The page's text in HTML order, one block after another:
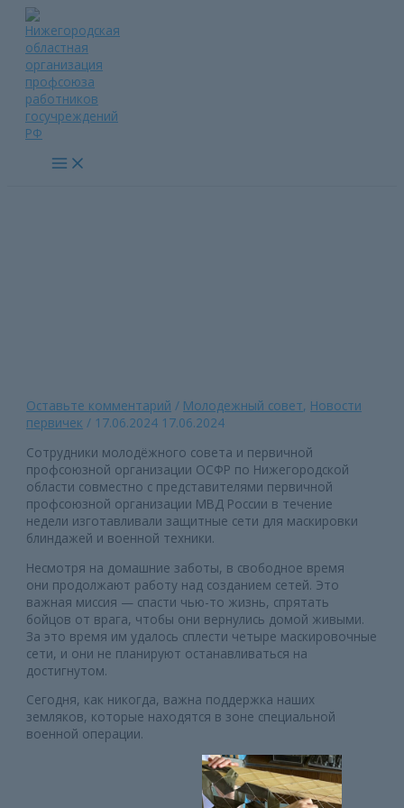
Перейти
содержимому
Main
Menu
Оставьте комментарий / Молодежный совет, Новости
первичек / 17.06.2024 17.06.2024
Сотрудники молодёжного совета и первичной
профсоюзной организации ОСФР по Нижегородской
области совместно с представителями первичной
профсоюзной организации МВД России в течение
недели изготавливали защитные сети для маскировки
блиндажей и военной техники.
Несмотря на домашние заботы, в свободное время
они продолжают работу над созданием сетей. Это
важная миссия — спасти чью-то жизнь, спрятать
бойцов от врага, чтобы они вернулись домой живыми.
За это время им удалось сплести четыре маскировочные
сети, и они не планируют останавливаться на
достигнутом.
Сегодня, как никогда, важна поддержка наших
земляков, которые находятся в зоне специальной
военной операции.